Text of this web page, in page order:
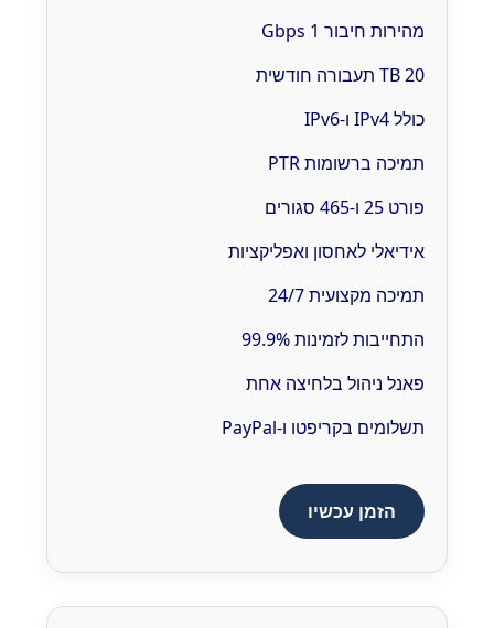
מהירות חיבור 1 Gbps
20 TB תעבורה חודשית
כולל IPv4 ו-IPv6
תמיכה ברשומות PTR
פורט 25 ו-465 סגורים
אידיאלי לאחסון ואפליקציות
תמיכה מקצועית 24/7
התחייבות לזמינות 99.9%
פאנל ניהול בלחיצה אחת
תשלומים בקריפטו ו-PayPal
הזמן עכשיו